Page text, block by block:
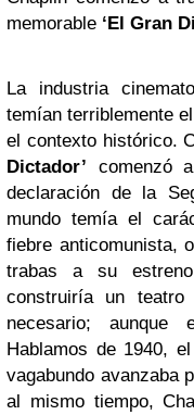
memorable ‘El Gran
La industria
temían terriblemente
el contexto histórico.
Dictador’ comenzó
declaración de la
mundo temía el
fiebre anticomunista,
trabas a su
construiría un
necesario; aunque
Hablamos de 1940,
vagabundo avanzaba
al mismo tiempo,